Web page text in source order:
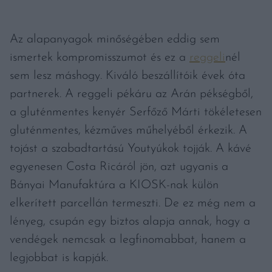
Az alapanyagok minőségében eddig sem
ismertek kompromisszumot és ez a reggeli nél
sem lesz máshogy. Kiváló beszállítóik évek óta
partnerek. A reggeli pékáru az Arán pékségből,
a gluténmentes kenyér Serfőző Márti tökéletesen
gluténmentes, kézműves műhelyéből érkezik. A
tojást a szabadtartású Youtyúkok tojják. A kávé
egyenesen Costa Ricáról jön, azt ugyanis a
Bányai Manufaktúra a KIOSK-nak külön
elkerített parcellán termeszti. De ez még nem a
lényeg, csupán egy biztos alapja annak, hogy a
vendégek nemcsak a legfinomabbat, hanem a
legjobbat is kapják.